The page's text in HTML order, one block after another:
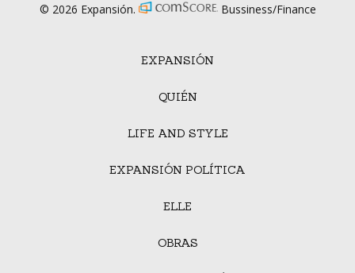
EXPANSIÓN
QUIÉN
LIFE AND STYLE
EXPANSIÓN POLÍTICA
ELLE
OBRAS
© 2026 Expansión. Bussiness/Finance